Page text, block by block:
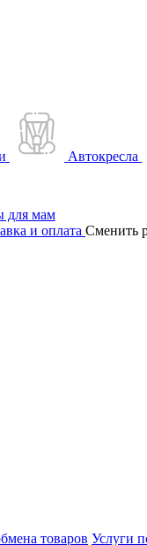
Автокресла
для мам
и оплата Сменить
товаров Услуги